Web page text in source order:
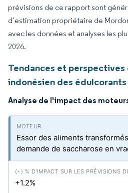
prévisions de ce rapport sont
d’estimation propriétaire de
avec les données et analyses les
2026.
Tendances et perspectives
indonésien des
Analyse de l'impact des
Essor des aliments
demande de saccharose en
+1.2%